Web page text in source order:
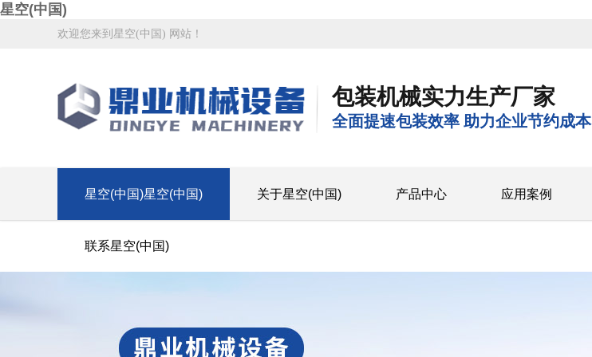
星空(中国)
欢迎您来到星空(中国) 网站！
包装机械实力生产厂家
全面提速包装效率 助力企业节约成本
星空(中国)星空(中国) 关于星空(中国) 产品中心 应用案例
联系星空(中国)